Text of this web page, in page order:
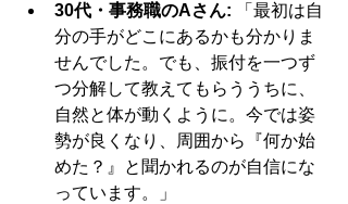
30代・事務職のAさん: 「最初は自
分の手がどこにあるかも分かりま
せんでした。でも、振付を一つず
つ分解して教えてもらううちに、
自然と体が動くように。今では姿
勢が良くなり、周囲から『何か始
めた？』と聞かれるのが自信にな
っています。」